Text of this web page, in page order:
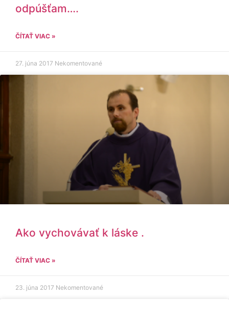
odpúšťam….
ČÍTAŤ VIAC »
27. júna 2017 Nekomentované
Ako vychovávať k láske .
ČÍTAŤ VIAC »
23. júna 2017 Nekomentované